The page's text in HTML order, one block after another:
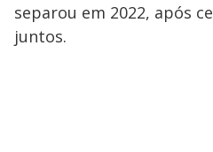
separou em 2022, após
juntos.